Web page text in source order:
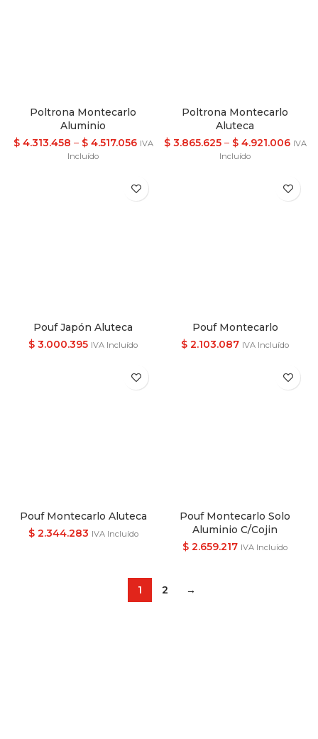
Poltrona Montecarlo
Aluminio
$4.313.458 – $4.517.056 IVA
Incluído
Poltrona Montecarlo
Aluteca
$3.865.625– $4.921.006 IVA
Incluído
Pouf Japón Aluteca
$ 3.000.395 IVA Incluído
Pouf Montecarlo
$ 2.103.087 IVA Incluído
Pouf Montecarlo Aluteca
$2.344.283 IVA Incluído
Pouf Montecarlo Solo
Aluminio C/Cojin
$ 2.659.217 IVA Incluído
1 2 →